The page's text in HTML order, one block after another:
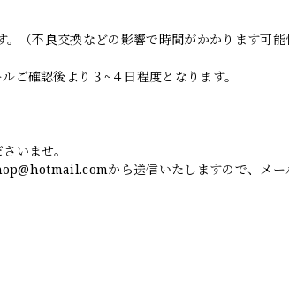
（不良交換などの影響で時間がかかります可能
ご確認後より３~４日程度となります。
いませ。
から送信いたしますので、メー